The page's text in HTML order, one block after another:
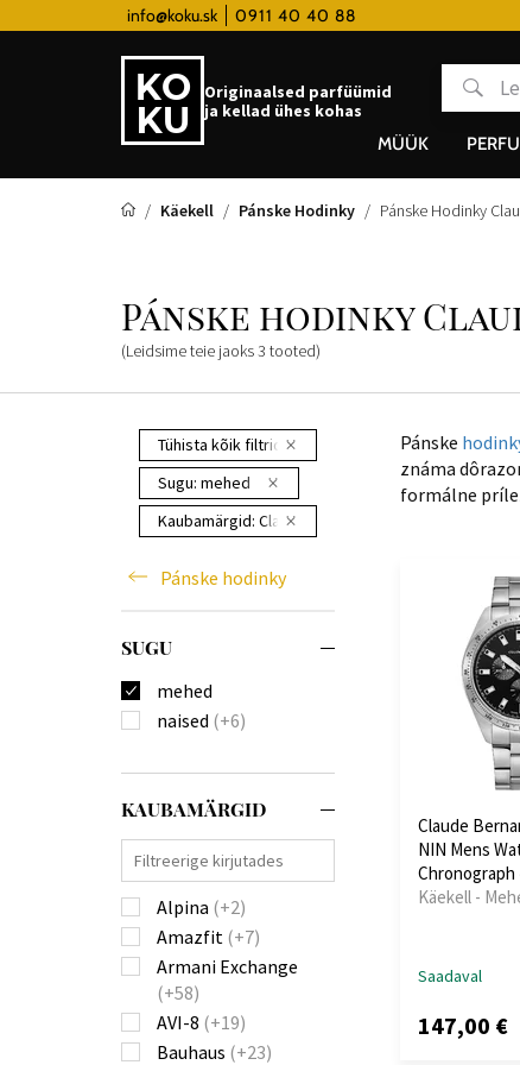
info@koku.sk 0911 40 40 88Lojaalsusprogramm
Originaalsed parfüümid
ja kellad ühes kohas
MÜÜK
Käekell Pánske Hodinky Pánske Hodinky
Pánske hodinky
(Leidsime teie jaoks3 tooted)
Tühista kõik filtrid
Sugu: mehed
Kaubamärgid: Claude Bernard
Pánske hodinky
SUGU
mehed
naised (+6)
KAUBAMÄRGID
Alpina (+2)
Amazfit (+7)
Armani Exchange
(+58)
AVI-8 (+19)
Bauhaus (+23)
Pánske
známa
formálne
Claude
NIN Mens
Chronograph
Käekell -
Saadaval
147,00 €